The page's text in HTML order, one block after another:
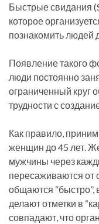
Быстрые свидания
которое
познакомить людей
Появление такого
люди постоянно
ограниченный круг
трудности с
Как правило,
женщин до 45 лет.
мужчины через
пересаживаются от
общаются “быстро”,
делают отметки в
совпадают, что